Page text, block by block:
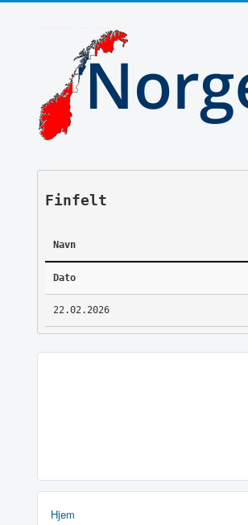
Finfelt
Navn
Dato
22.02.2026
Hjem